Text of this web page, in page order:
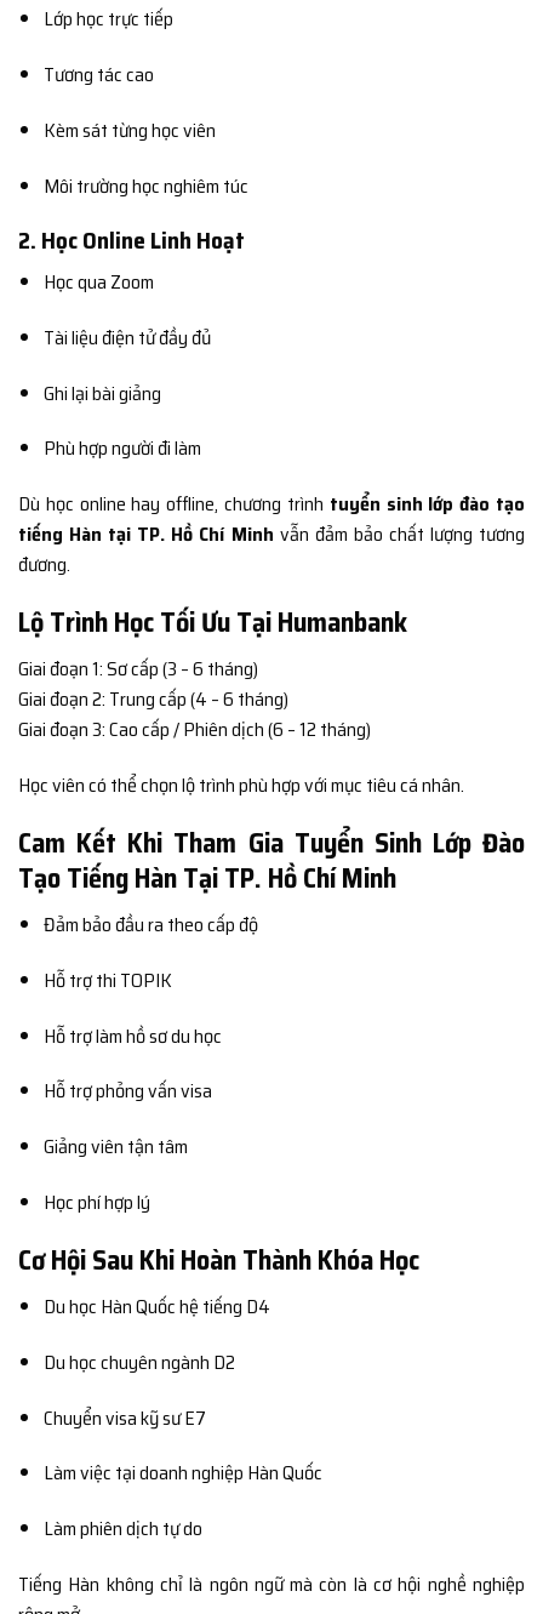
Lớp học trực tiếp
Tương tác cao
Kèm sát từng học viên
Môi trường học nghiêm túc
2. Học Online Linh Hoạt
Học qua Zoom
Tài liệu điện tử đầy đủ
Ghi lại bài giảng
Phù hợp người đi làm
Dù học online hay offline, chương trình tuyển sinh lớp đào tạo
tiếng Hàn tại TP. Hồ Chí Minh vẫn đảm bảo chất lượng tương
đương.
Lộ Trình Học Tối Ưu Tại Humanbank
Giai đoạn 1: Sơ cấp (3 – 6 tháng)
Giai đoạn 2: Trung cấp (4 – 6 tháng)
Giai đoạn 3: Cao cấp / Phiên dịch (6 – 12 tháng)
Học viên có thể chọn lộ trình phù hợp với mục tiêu cá nhân.
Cam Kết Khi Tham Gia Tuyển Sinh Lớp Đào
Tạo Tiếng Hàn Tại TP. Hồ Chí Minh
Đảm bảo đầu ra theo cấp độ
Hỗ trợ thi TOPIK
Hỗ trợ làm hồ sơ du học
Hỗ trợ phỏng vấn visa
Giảng viên tận tâm
Học phí hợp lý
Cơ Hội Sau Khi Hoàn Thành Khóa Học
Du học Hàn Quốc hệ tiếng D4
Du học chuyên ngành D2
Chuyển visa kỹ sư E7
Làm việc tại doanh nghiệp Hàn Quốc
Làm phiên dịch tự do
Tiếng Hàn không chỉ là ngôn ngữ mà còn là cơ hội nghề nghiệp